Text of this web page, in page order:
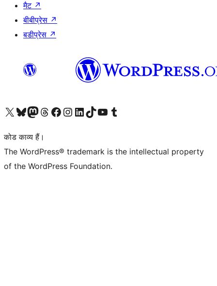
मैट ↗
बीबीप्रेस ↗
बडीप्रेस ↗
Visit our X (formerly Twitter) account
हमारे बलुस्की खाते पर जाएँVisit our Mastodon account
हमारे थ्रेड्स अकाउंट पर जाएंहमारे फेसबुक पेज पर जाएँहमारे इंस्टाग्राम अकाउंट पर जाएंहमारे लिंक्डइन खाते पर जाएँहमारे टिकटॉक खाते पर जाएँहमारे यूट्यूब चैनल पर जाएंहमारे Tumblr खाते पर जाएँ
कोड काव्य हैं।
The WordPress® trademark is the intellectual property
of the WordPress Foundation.